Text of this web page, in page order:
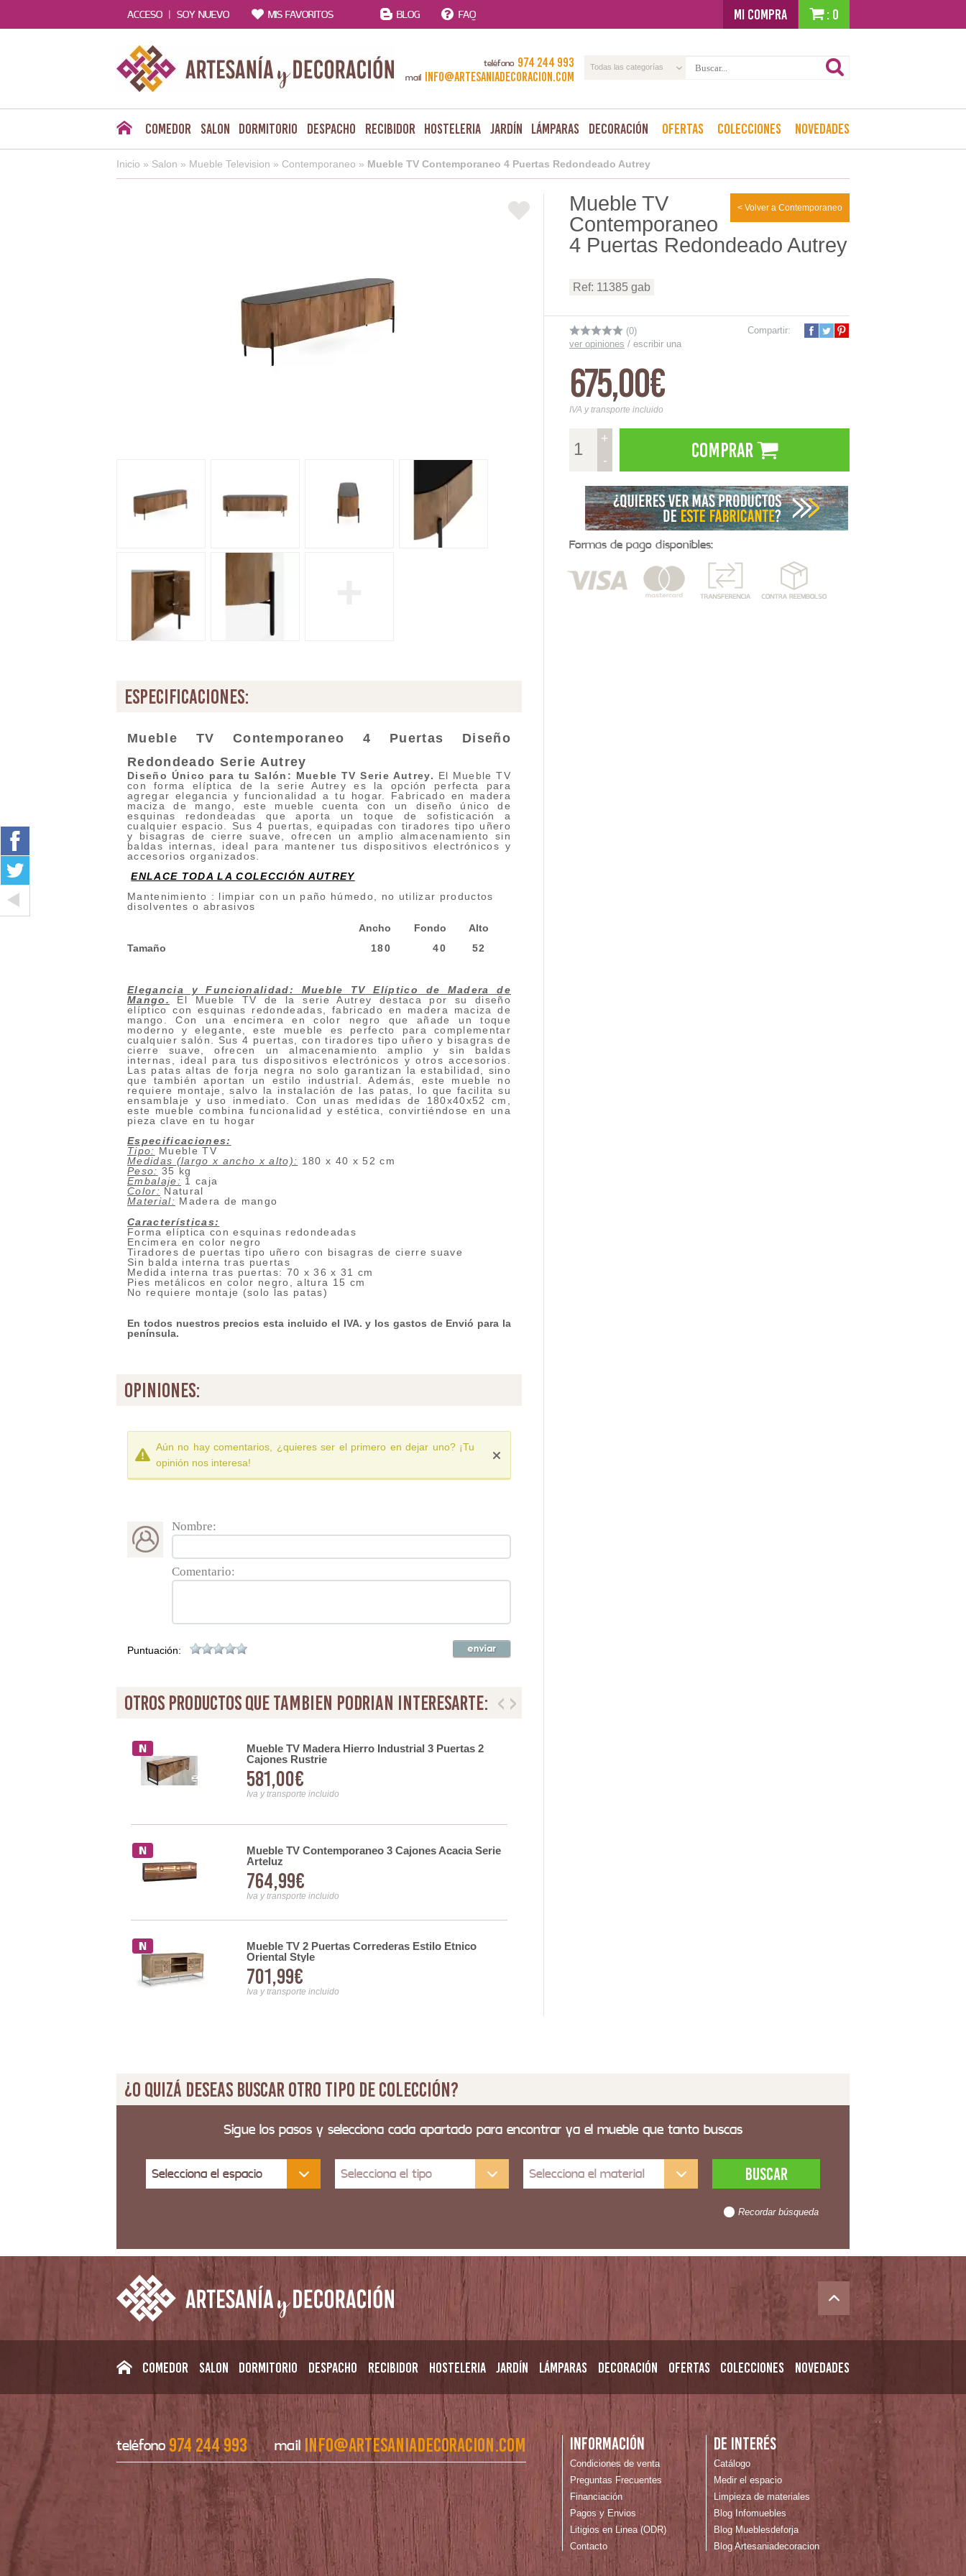
ACCESO | SOY NUEVO MIS FAVORITOS BLOG FAQ MI COMPRA : 0
teléfono 974 244 993
mail info@artesaniadecoracion.com
Todas las categorías
Comedor Salon Dormitorio Despacho Recibidor Hosteleria Jardín Lámparas Decoración Ofertas Colecciones Novedades
Inicio » Salon » Mueble Television » Contemporaneo » Mueble TV Contemporaneo 4 Puertas Redondeado Autrey
especificaciones:
Mueble TV Contemporaneo 4 Puertas Diseño
Redondeado Serie Autrey
Diseño Único para tu Salón: Mueble TV Serie Autrey. El Mueble TV
con forma elíptica de la serie Autrey es la opción perfecta para
agregar elegancia y funcionalidad a tu hogar. Fabricado en madera
maciza de mango, este mueble cuenta con un diseño único de
esquinas redondeadas que aporta un toque de sofisticación a
cualquier espacio. Sus 4 puertas, equipadas con tiradores tipo uñero
y bisagras de cierre suave, ofrecen un amplio almacenamiento sin
baldas internas, ideal para mantener tus dispositivos electrónicos y
accesorios organizados.
ENLACE TODA LA COLECCIÓN AUTREY
Mantenimiento : limpiar con un paño húmedo, no utilizar productos
disolventes o abrasivos
Ancho
Fondo
Alto
Tamaño
180 40 52
Elegancia y Funcionalidad: Mueble TV Elíptico de Madera de
Mango.
El Mueble TV de la serie Autrey destaca por su diseño
elíptico con esquinas redondeadas, fabricado en madera maciza de
mango. Con una encimera en color negro que añade un toque
moderno y elegante, este mueble es perfecto para complementar
cualquier salón. Sus 4 puertas, con tiradores tipo uñero y bisagras de
cierre suave, ofrecen un almacenamiento amplio y sin baldas
internas, ideal para tus dispositivos electrónicos y otros accesorios.
Las patas altas de forja negra no solo garantizan la estabilidad, sino
que también aportan un estilo industrial. Además, este mueble no
requiere montaje, salvo la instalación de las patas, lo que facilita su
ensamblaje y uso inmediato. Con unas medidas de 180x40x52 cm,
este mueble combina funcionalidad y estética, convirtiéndose en una
pieza clave en tu hogar
Especificaciones:
Tipo: Mueble TV
Medidas (largo x ancho x alto): 180 x 40 x 52 cm
Peso: 35 kg
Embalaje: 1 caja
Color: Natural
Material: Madera de mango
Características:
Forma elíptica con esquinas redondeadas
Encimera en color negro
Tiradores de puertas tipo uñero con bisagras de cierre suave
Sin balda interna tras puertas
Medida interna tras puertas: 70 x 36 x 31 cm
Pies metálicos en color negro, altura 15 cm
No requiere montaje (solo las patas)
En todos nuestros precios esta incluido el IVA. y los gastos de Envió para la
península.
opiniones:
Aún no hay comentarios, ¿quieres ser el primero en dejar uno? ¡Tu
opinión nos interesa!
Nombre:
Comentario:
Puntuación:
otros productos que tambien podrian interesarte:
Mueble TV Madera Hierro Industrial 3 Puertas 2
Cajones Rustrie
581,00€
Iva y transporte incluido
Mueble TV Contemporaneo 3 Cajones Acacia Serie
Arteluz
764,99€
Iva y transporte incluido
Mueble TV 2 Puertas Correderas Estilo Etnico
Oriental Style
701,99€
Iva y transporte incluido
< Volver a Contemporaneo
Mueble TV
Contemporaneo
4 Puertas Redondeado Autrey
Ref: 11385 gab
(0)
ver opiniones / escribir una
Compartir:
675,00€
IVA y transporte incluido
+
-
Comprar
Formas de pago disponibles:
¿O quizá deseas buscar otro tipo de colección?
Sigue los pasos y selecciona cada apartado para encontrar ya el mueble que tanto buscas
Selecciona el espacio Selecciona el tipo Selecciona el material
Recordar búsqueda
Comedor Salon Dormitorio Despacho Recibidor Hosteleria Jardín Lámparas Decoración Ofertas Colecciones Novedades
teléfono974 244 993 mail info@artesaniadecoracion.com Información
Condiciones de venta
Preguntas Frecuentes
Financiación
Pagos y Envios
Litigios en Linea (ODR)
Contacto
De interés
Catálogo
Medir el espacio
Limpieza de materiales
Blog Infomuebles
Blog Mueblesdeforja
Blog Artesaniadecoracion